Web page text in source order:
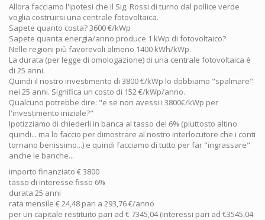
Allora facciamo l'ipotesi che il Sig. Rossi di turno dal pollice verde
voglia costruirsi una centrale fotovoltaica.
Sapete quanto costa? 3600 €/kWp
Sapete quanta energia/anno produce 1 kWp di fotovoltaico?
Nelle regioni più favorevoli almeno 1400 kWh/kWp.
La durata (per legge di omologazione) di una centrale fotovoltaica è
di 25 anni.
Quindi il nostro investimento di 3800 €/kWp lo dobbiamo "spalmare"
nei 25 anni. Significa un costo di 152 €/kWp/anno.
Qualcuno potrebbe dire: "e se non avessi i 3800€/kWp per
l'investimento iniziale?"
Ipotizziamo di chiederli in banca al tasso del 6% (piuttosto altino
quindi... ma lo faccio per dimostrare al nostro interlocutore che i conti
tornano benissimo...) e quindi facciamo di tutto per far "ingrassare"
anche le banche...
importo finanziato € 3800
tasso di interesse fisso 6%
durata 25 anni
rata mensile € 24,48 pari a 293,76 €/anno
per un capitale restituito pari ad € 7345,04 (interessi pari ad €3545,04